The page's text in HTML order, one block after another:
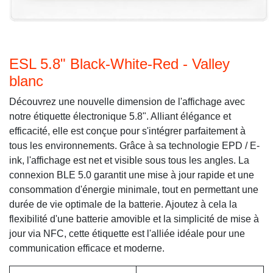
ESL 5.8" Black-White-Red - Valley
blanc
Découvrez une nouvelle dimension de l'affichage avec
notre étiquette électronique 5.8". Alliant élégance et
efficacité, elle est conçue pour s'intégrer parfaitement à
tous les environnements. Grâce à sa technologie EPD / E-
ink, l'affichage est net et visible sous tous les angles. La
connexion BLE 5.0 garantit une mise à jour rapide et une
consommation d'énergie minimale, tout en permettant une
durée de vie optimale de la batterie. Ajoutez à cela la
flexibilité d'une batterie amovible et la simplicité de mise à
jour via NFC, cette étiquette est l'alliée idéale pour une
communication efficace et moderne.